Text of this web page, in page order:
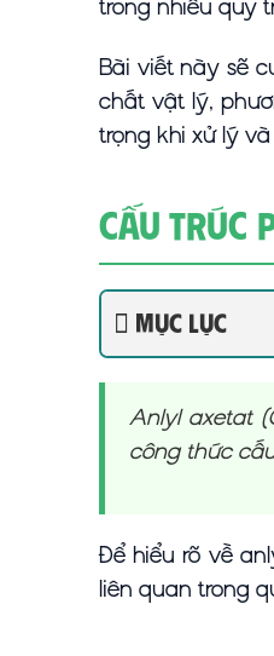
trong nhiều quy
Bài viết này sẽ
chất vật lý,
trọng khi xử lý
Cấu Trúc
Mục lục
Anlyl axetat
công thức cấu
Để hiểu rõ về
liên quan trong